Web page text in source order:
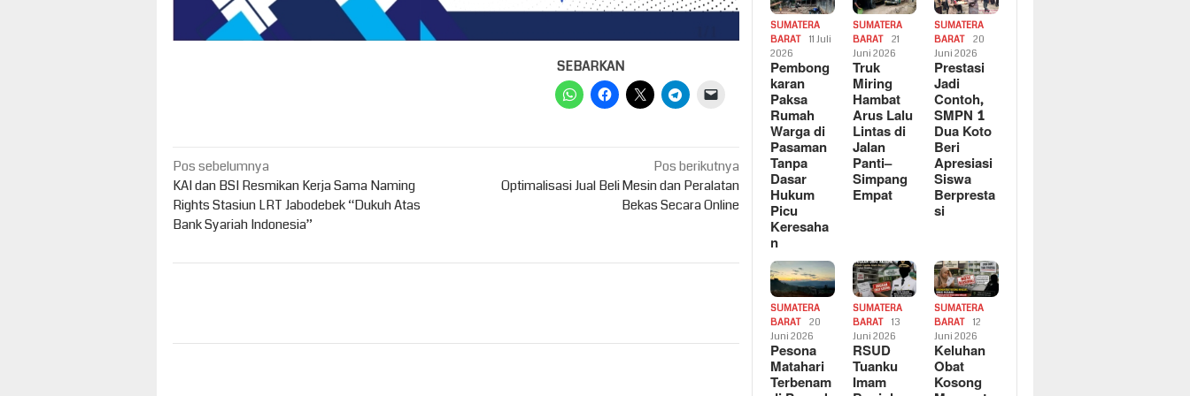
SEBARKAN
Navigasi
pos
Pos sebelumnya
KAI dan BSI Resmikan Kerja Sama Naming
Rights Stasiun LRT Jabodebek “Dukuh Atas
Bank Syariah Indonesia”
Pos berikutnya
Optimalisasi Jual Beli Mesin dan Peralatan
Bekas Secara Online
SUMATERA
BARAT
11 Juli
2026
Pembong
karan
Paksa
Rumah
Warga di
Pasaman
Tanpa
Dasar
Hukum
Picu
Keresaha
n
SUMATERA
BARAT
21
Juni 2026
Truk
Miring
Hambat
Arus Lalu
Lintas di
Jalan
Panti–
Simpang
Empat
SUMATERA
BARAT
20
Juni 2026
Prestasi
Jadi
Contoh,
SMPN 1
Dua Koto
Beri
Apresiasi
Siswa
Berpresta
si
SUMATERA
BARAT
20
Juni 2026
Pesona
Matahari
Terbenam
SUMATERA
BARAT
13
Juni 2026
RSUD
Tuanku
Imam
SUMATERA
BARAT
12
Juni 2026
Keluhan
Obat
Kosong